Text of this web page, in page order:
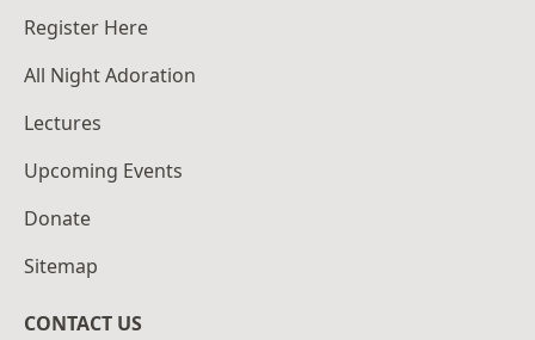
Register Here
All Night Adoration
Lectures
Upcoming Events
Donate
Sitemap
CONTACT US